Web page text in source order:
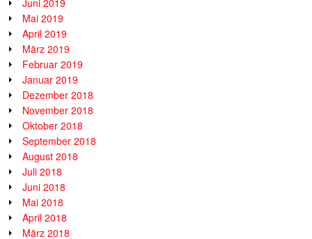
Juni 2019
Mai 2019
April 2019
März 2019
Februar 2019
Januar 2019
Dezember 2018
November 2018
Oktober 2018
September 2018
August 2018
Juli 2018
Juni 2018
Mai 2018
April 2018
März 2018